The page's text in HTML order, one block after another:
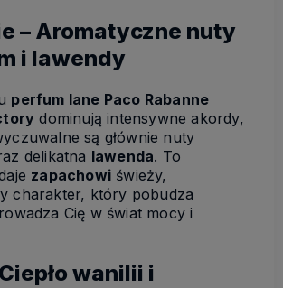
– Aromatyczne nuty
i lawendy
perfum lane Paco Rabanne
dominują intensywne akordy,
są głównie nuty
delikatna lawenda. To
zapachowi świeży,
charakter, który pobudza
Cię w świat mocy i
wanilii i